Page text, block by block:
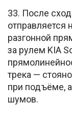
33. После
отправляется
разгонной
за рулем KIA
трека —
при подъёме,
шумов.